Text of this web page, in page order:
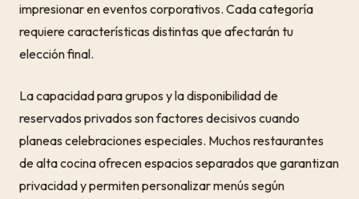
impresionar en eventos corporativos. Cada categoría
requiere características distintas que afectarán tu
elección final.
La capacidad para grupos y la disponibilidad de
reservados privados son factores decisivos cuando
planeas celebraciones especiales. Muchos restaurantes
de alta cocina ofrecen espacios separados que garantizan
privacidad y permiten personalizar menús según